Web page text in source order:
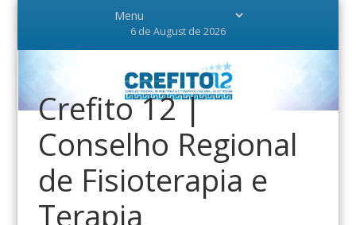
6 de August de 2026
Crefito 12 |
Conselho Regional
de Fisioterapia e
Terapia